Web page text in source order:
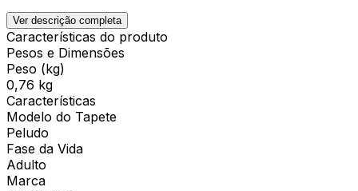
Ver descrição completa
Características do produto
Pesos e Dimensões
Peso (kg)
0,76 kg
Características
Modelo do Tapete
Peludo
Fase da Vida
Adulto
Marca